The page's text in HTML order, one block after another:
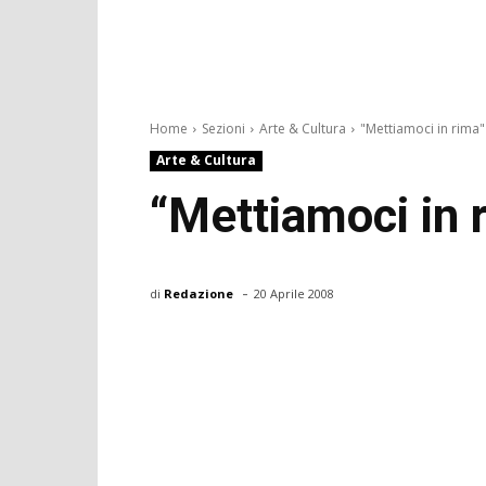
Home Sezioni Arte & Cultura
"Mettiamoci in rima"
Arte & Cultura
“Mettiamoci in
di Redazione - 20 Aprile 2008